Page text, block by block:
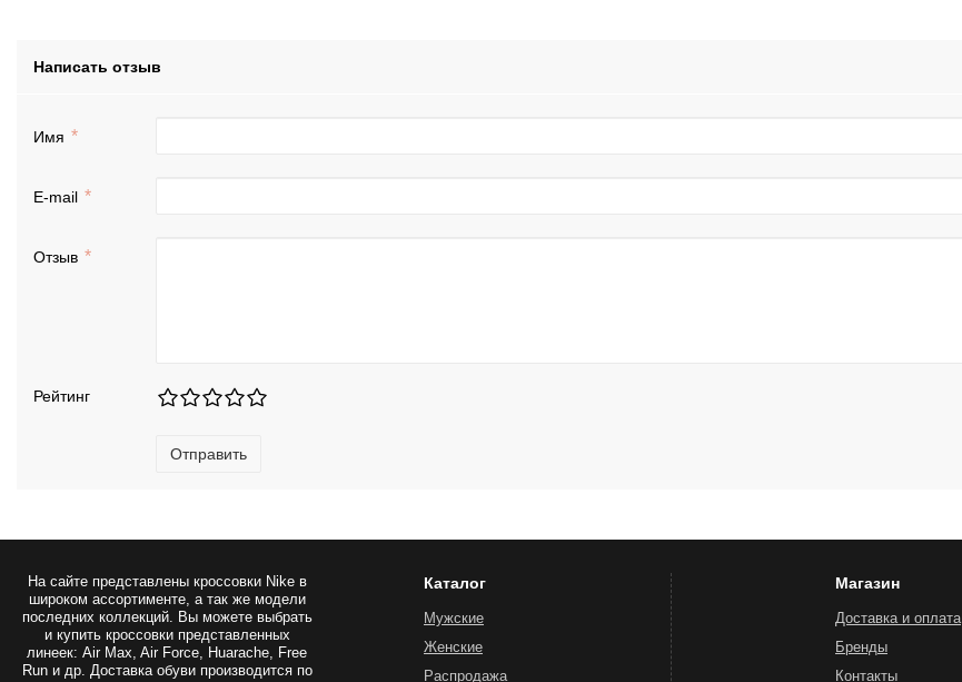
Написать отзыв
Имя
E-mail
Отзыв
Рейтинг
Отправить
На сайте представлены кроссовки Nikeв
широком ассортименте, а так же модели
последних коллекций. Вы можете выбрать
и купить кроссовки представленных
линеек: Air Max, Air Force, Huarache, Free
Run и др. Доставка обуви производится по
Каталог
Мужские
Женские
Распродажа
Магазин
Доставка и оплата
Бренды
Контакты